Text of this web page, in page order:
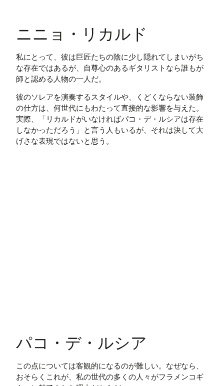
ニニョ・リカルド
私にとって、彼は巨匠たちの陰に少し隠れてしまいがち
な存在ではあるが、自尊心のあるギタリストなら誰もが
師と認める人物の一人だ。
彼のソレアを演奏するスタイルや、くどくならない装飾
の仕方は、何世代にもわたって直接的な影響を与えた。
実際、「リカルドがいなければパコ・デ・ルシアは存在
しなかっただろう」と言う人もいるが、それは決して大
げさな表現ではないと思う。
パコ・デ・ルシア
この点については客観的になるのが難しい。なぜなら、
おそらくこれが、私の世代の多くの人々がフラメンコギ